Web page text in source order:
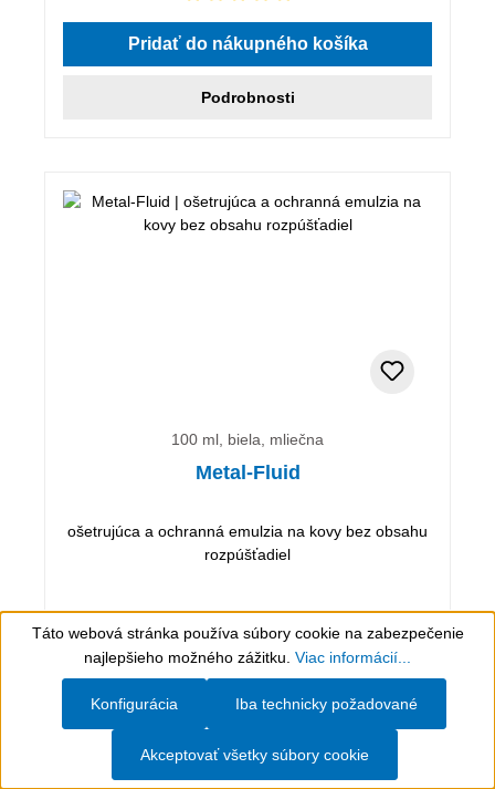
Priemerné hodnotenie 5 z 5 hviezdičiek
Pridať do nákupného košíka
Podrobnosti
100 ml, biela, mliečna
Metal-Fluid
ošetrujúca a ochranná emulzia na kovy bez obsahu
rozpúšťadiel
10,99 €*(vrátane DPH)
(10,99 €* / 100 ml)
Hodnotiť článok
Pridať do nákupného košíka
Podrobnosti
Show toolbar
Táto webová stránka používa súbory cookie na zabezpečenie
najlepšieho možného zážitku. Viac informácií...
Iba technicky požadované
Konfigurácia
Akceptovať všetky súbory cookie